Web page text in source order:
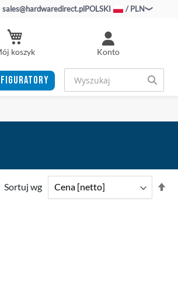
sales@hardwaredirect.plPOLSKI / PLN
Konto
koszyk
Sortuj wg